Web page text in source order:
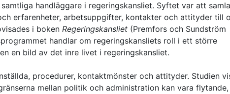
handläggare i regeringskansliet. Syftet var att
erfarenheter, arbetsuppgifter, kontakter och attityder till
i boken Regeringskansliet (Premfors och Sundström
handlar om regeringskansliets roll i ett större
en bild av det inre livet i regeringskansliet.
procedurer, kontaktmönster och attityder. Studien
mellan politik och administration kan vara